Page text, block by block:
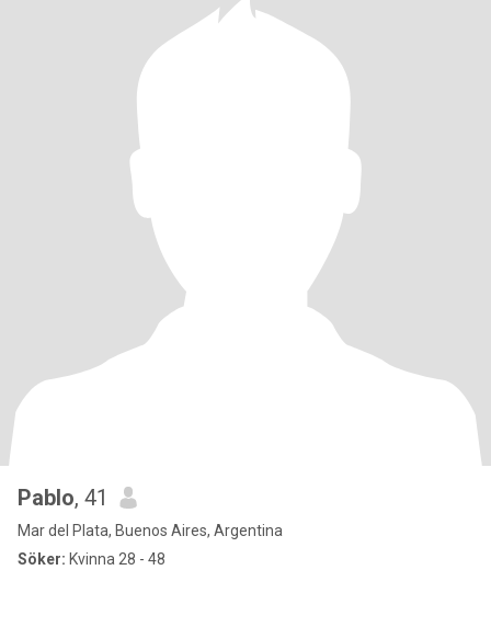
Pablo, 41
Mar del Plata, Buenos Aires, Argentina
Söker: Kvinna 28 - 48